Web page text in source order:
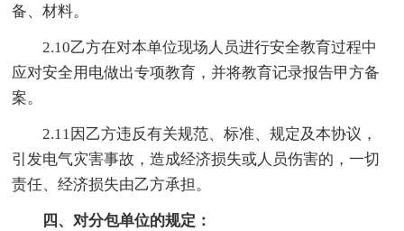
备、材料。
2.10乙方在对本单位现场人员进行安全教育过程中
应对安全用电做出专项教育，并将教育记录报告甲方备
案。
2.11因乙方违反有关规范、标准、规定及本协议，
引发电气灾害事故，造成经济损失或人员伤害的，一切
责任、经济损失由乙方承担。
四、对分包单位的规定：